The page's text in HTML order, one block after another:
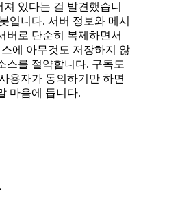
져 있다는 걸 발견했습니
입니다. 서버 정보와 메시
버로 단순히 복제하면서
에 아무것도 저장하지 않
스를 절약합니다. 구독도
용자가 동의하기만 하면
마음에 듭니다.